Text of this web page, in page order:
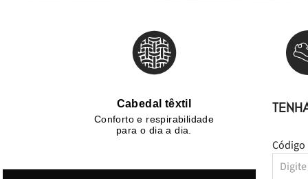
Cabedal têxtil
Conforto e respirabilidade
para o dia a dia.